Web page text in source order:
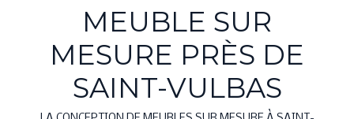
MEUBLE SUR
MESURE PRÈS DE
SAINT-VULBAS